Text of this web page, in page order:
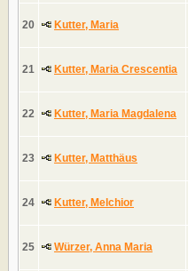
20 Kutter, Maria
21 Kutter, Maria Crescentia
22 Kutter, Maria Magdalena
23 Kutter, Matthäus
24 Kutter, Melchior
25 Würzer, Anna Maria